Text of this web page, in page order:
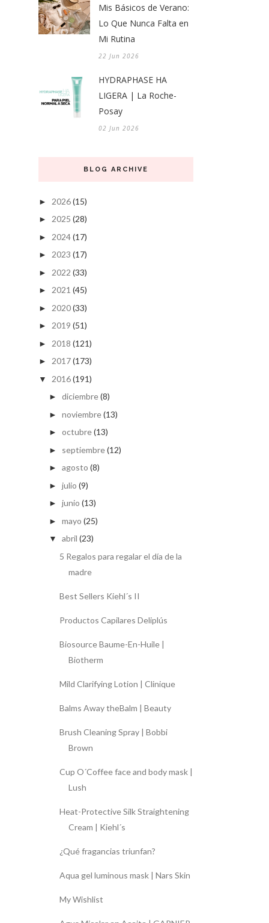
Mis Básicos de Verano:
Lo Que Nunca Falta en
Mi Rutina
22 Jun 2026
HYDRAPHASE HA
LIGERA | La Roche-
Posay
02 Jun 2026
BLOG ARCHIVE
► 2026(15)
► 2025 (28)
► 2024(17)
► 2023 (17)
► 2022 (33)
► 2021 (45)
► 2020(33)
► 2019 (51)
► 2018 (121)
► 2017(173)
▼ 2016(191)
► diciembre(8)
► noviembre(13)
► octubre(13)
► septiembre(12)
► agosto (8)
► julio (9)
► junio (13)
► mayo (25)
▼ abril (23)
5 Regalos para regalar el día de la
madre
Best Sellers Kiehl´s II
Productos Capilares Deliplús
Biosource Baume-En-Huile |
Biotherm
Mild Clarifying Lotion | Clinique
Balms Away theBalm | Beauty
Brush Cleaning Spray | Bobbi
Brown
Cup O´Coffee face and body mask |
Lush
Heat-Protective Silk Straightening
Cream | Kiehl´s
¿Qué fragancias triunfan?
Aqua gel luminous mask | Nars Skin
My Wishlist